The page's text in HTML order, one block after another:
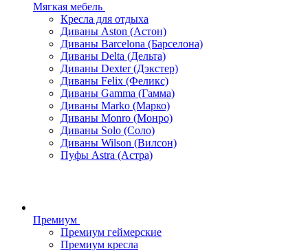
Мягкая мебель
Кресла для отдыха
Диваны Aston (Астон)
Диваны Barcelona (Барселона)
Диваны Delta (Дельта)
Диваны Dexter (Дэкстер)
Диваны Felix (Феликс)
Диваны Gamma (Гамма)
Диваны Marko (Марко)
Диваны Monro (Монро)
Диваны Solo (Соло)
Диваны Wilson (Вилсон)
Пуфы Astra (Астра)
Премиум
Премиум геймерские
Премиум кресла